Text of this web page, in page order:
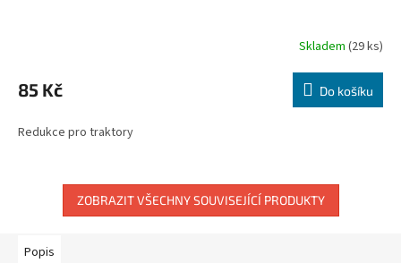
Skladem (29 ks)
85 Kč Do košíku
Redukce pro traktory
ZOBRAZIT VŠECHNY SOUVISEJÍCÍ PRODUKTY
Popis